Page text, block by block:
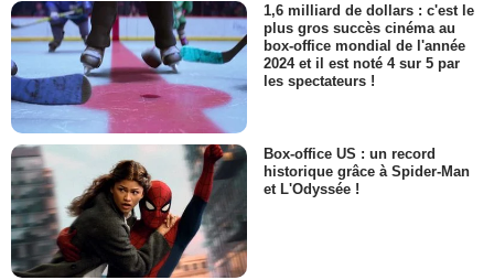
1,6 milliard de dollars : c'est le
plus gros succès cinéma au
box-office mondial de l'année
2024 et il est noté 4 sur 5 par
les spectateurs !
Box-office US : un record
historique grâce à Spider-Man
et L'Odyssée !